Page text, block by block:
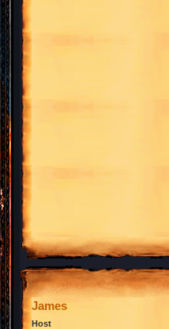
James
Host